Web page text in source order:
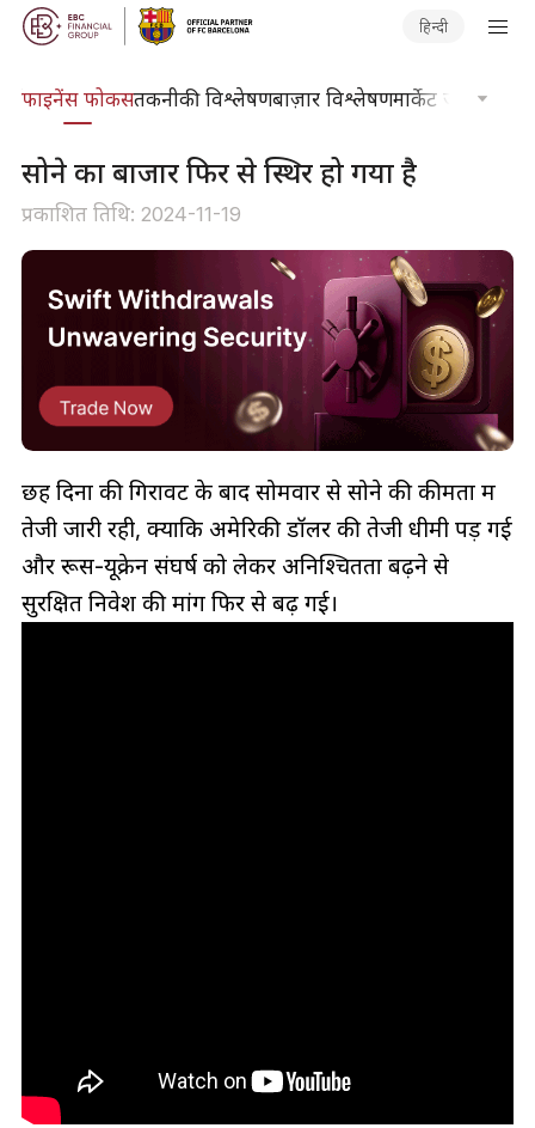
हिन्दी
फाइनेंस फोकसतकनीकी विश्लेषणबाज़ार विश्लेषणमार्केट जर्नलट्रेडिंग
सोने का बाजार फिर से स्थिर हो गया है
प्रकाशित तिथि: 2024-11-19
छह दिनों की गिरावट के बाद सोमवार से सोने की कीमतों में
तेजी जारी रही, क्योंकि अमेरिकी डॉलर की तेजी धीमी पड़ गई
और रूस-यूक्रेन संघर्ष को लेकर अनिश्चितता बढ़ने से
सुरक्षित निवेश की मांग फिर से बढ़ गई।